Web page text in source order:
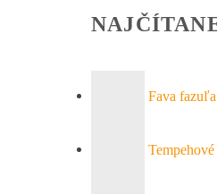
Fava fazuľa